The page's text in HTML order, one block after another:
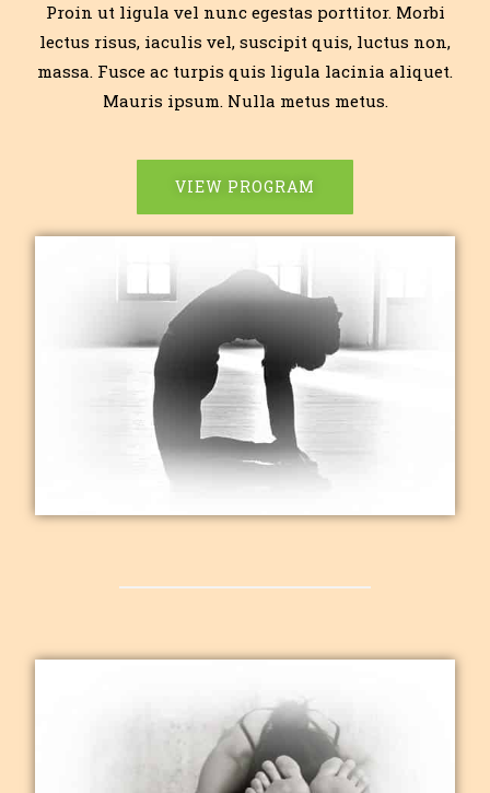
Proin ut ligula vel nunc egestas porttitor. Morbi
lectus risus, iaculis vel, suscipit quis, luctus non,
massa. Fusce ac turpis quis ligula lacinia aliquet.
Mauris ipsum. Nulla metus metus.
VIEW PROGRAM